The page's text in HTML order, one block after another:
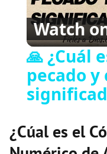
Watch
🙏 ¿Cuál
pecado y
¿Cúal es el